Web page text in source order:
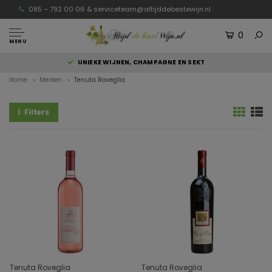
085 – 792 00 06 & serviceteam@altijddebestewijn.nl
MENU
0
UNIEKE WIJNEN, CHAMPAGNE EN SEKT
Home Merken Tenuta Roveglia
Filters
Tenuta Roveglia Tenuta Roveglia